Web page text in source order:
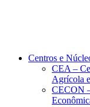
Centros e
CEA –
Agrícola
CECON